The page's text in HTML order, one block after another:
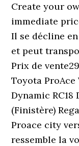
Create your
immediate
Il se décline
et peut
Prix de
Toyota ProAce
Dynamic RC18
(Finistère)
Proace city
ressemble la